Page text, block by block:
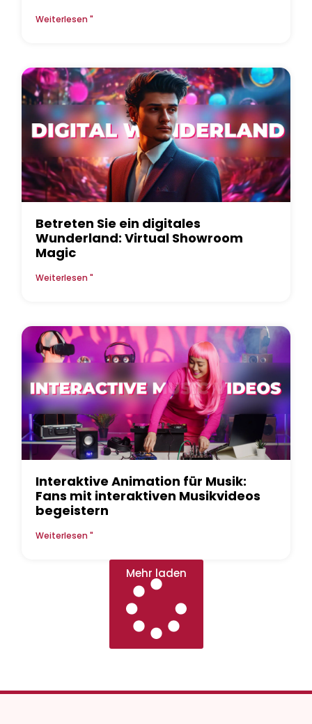
Weiterlesen "
Betreten Sie ein digitales
Wunderland: Virtual Showroom
Magic
Weiterlesen "
Interaktive Animation für Musik:
Fans mit interaktiven Musikvideos
begeistern
Weiterlesen "
Mehr laden